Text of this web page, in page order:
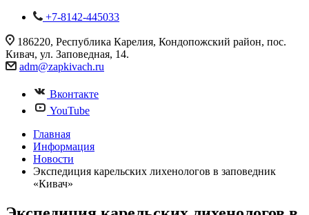
+7-8142-445033
186220, Республика Карелия, Кондопожский район, пос.
Кивач, ул. Заповедная, 14.
adm@zapkivach.ru
Вконтакте
YouTube
Главная
Информация
Новости
Экспедиция карельских лихенологов в заповедник
«Кивач»